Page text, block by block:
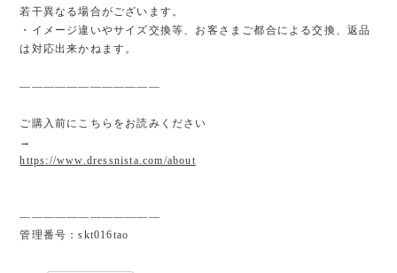
若干異なる場合がございます。
・イメージ違いやサイズ交換等、お客さまご都合による交換、返品
は対応出来かねます。
————————————
ご購入前にこちらをお読みください
→
https://www.dressnista.com/about
————————————
管理番号：skt016tao